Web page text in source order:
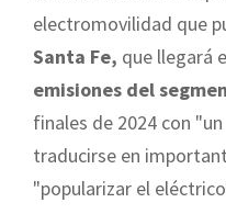
electromovilidad que
Santa Fe, que llegará
emisiones del
finales de 2024 con
traducirse en
"popularizar el